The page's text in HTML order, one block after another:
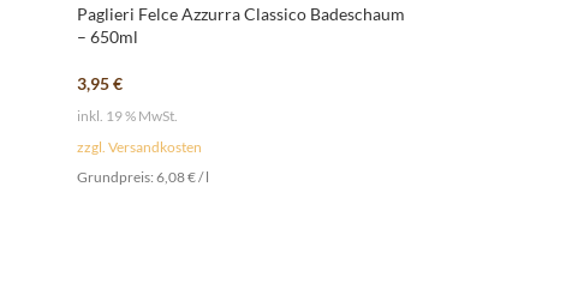
Paglieri Felce Azzurra Classico Badeschaum
– 650ml
3,95€
inkl. 19 % MwSt.
zzgl. Versandkosten
Grundpreis: 6,08€/l